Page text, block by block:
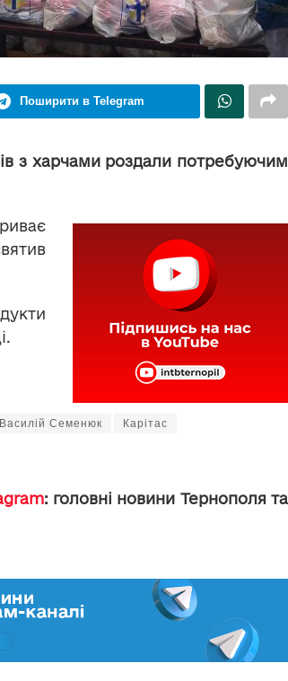
Поширити в Telegram
з харчами роздали потребуючим
Семенюк Карітас
: головні новини Тернополя та